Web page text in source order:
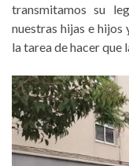
transmitamos su
nuestras hijas e
la tarea de hacer que